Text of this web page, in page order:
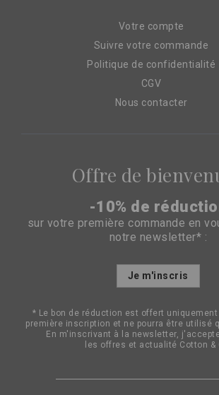
Votre compte
Suivre votre commande
Politique de confidentialité
CGV
Nous contacter
Offre de
-10% de
sur votre première commande en
notre newsletter* :
Inscription
d’information
:
Je m'inscris
* Le bon de réduction est offert
première inscription et ne pourra être utilisé
En m'inscrivant à la newsletter,
les offres et actualité Cotton &